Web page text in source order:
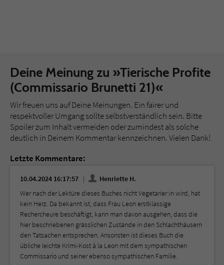
Deine Meinung zu »Tierische Profite
(Commissario Brunetti 21)«
Wir freuen uns auf Deine Meinungen. Ein fairer und
respektvoller Umgang sollte selbstverständlich sein. Bitte
Spoiler zum Inhalt vermeiden oder zumindest als solche
deutlich in Deinem Kommentar kennzeichnen. Vielen Dank!
Letzte Kommentare:
10.04.2024 16:17:57
Henriette H.
Wer nach der Lektüre dieses Buches nicht Vegetarier:in wird, hat
kein Herz. Da bekannt ist, dass Frau Leon erstklassige
Rechercheure beschäftigt, kann man davon ausgehen, dass die
hier beschriebenen grässlichen Zustände in den Schlachthäusern
den Tatsachen entsprechen. Ansonsten ist dieses Buch die
übliche leichte Krimi-Kost à la Leon mit dem sympathischen
Commissario und seiner ebenso sympathischen Familie.